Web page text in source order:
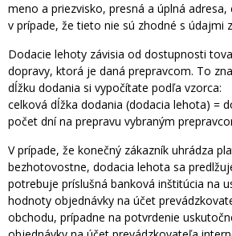
meno a priezvisko, presná a úplná
v prípade, že tieto nie sú zhodné s údajmi
Dodacie lehoty závisia od dostupnosti
dopravy, ktorá je daná prepravcom. To
dĺžku dodania si vypočítate podľa vzorca:
celková dĺžka dodania (dodacia lehota) =
počet dní na prepravu vybraným
V prípade, že konečný zákazník uhrádza
bezhotovostne, dodacia lehota sa
potrebuje príslušná banková inštitúcia na
hodnoty objednávky na účet
obchodu, prípadne na potvrdenie